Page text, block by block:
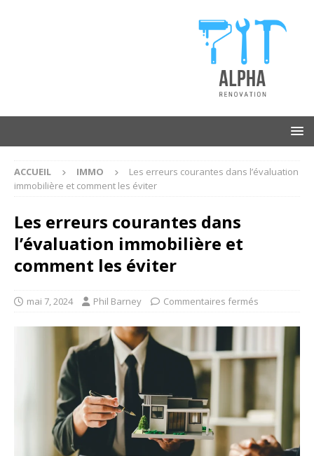
ACCUEIL IMMO
Les erreurs courantes dans l’évaluation
immobilière et comment les éviter
Les erreurs courantes dans
l’évaluation immobilière et
comment les éviter
mai 7, 2024 Phil Barney Commentaires fermés